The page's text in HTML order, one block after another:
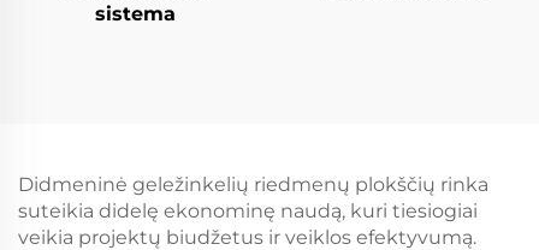
sistema
Didmeninė geležinkelių riedmenų plokščių rinka
suteikia didelę ekonominę naudą, kuri tiesiogiai
veikia projektų biudžetus ir veiklos efektyvumą.